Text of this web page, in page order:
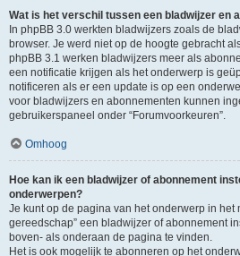
Wat is het verschil tussen een bladwijzer en
In phpBB 3.0 werkten bladwijzers zoals de
browser. Je werd niet op de hoogte gebracht
phpBB 3.1 werken bladwijzers meer als
een notificatie krijgen als het onderwerp is
notificeren als er een update is op een
voor bladwijzers en abonnementen kunnen
gebruikerspaneel onder “Forumvoorkeuren”.
Omhoog
Hoe kan ik een bladwijzer of abonnement
onderwerpen?
Je kunt op de pagina van het onderwerp in het
gereedschap” een bladwijzer of abonnement
boven- als onderaan de pagina te vinden.
Het is ook mogelijk te abonneren op het